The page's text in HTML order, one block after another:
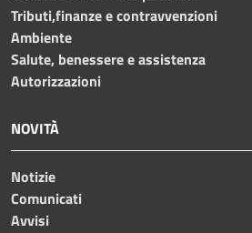
Tributi,finanze e contravvenzioni
Ambiente
Salute, benessere e assistenza
Autorizzazioni
NOVITÀ
Notizie
Comunicati
Avvisi